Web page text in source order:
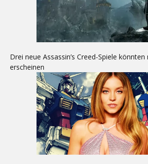
Drei neue Assassin’s Creed-Spiele
erscheinen